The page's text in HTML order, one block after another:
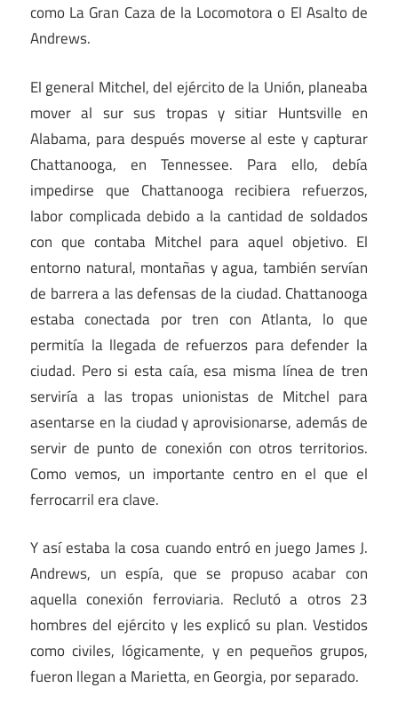
como La Gran Caza de la Locomotora o El Asalto de
Andrews.
El general Mitchel, del ejército de la Unión, planeaba
mover al sur sus tropas y sitiar Huntsville en
Alabama, para después moverse al este y capturar
Chattanooga, en Tennessee. Para ello, debía
impedirse que Chattanooga recibiera refuerzos,
labor complicada debido a la cantidad de soldados
con que contaba Mitchel para aquel objetivo. El
entorno natural, montañas y agua, también servían
de barrera a las defensas de la ciudad. Chattanooga
estaba conectada por tren con Atlanta, lo que
permitía la llegada de refuerzos para defender la
ciudad. Pero si esta caía, esa misma línea de tren
serviría a las tropas unionistas de Mitchel para
asentarse en la ciudad y aprovisionarse, además de
servir de punto de conexión con otros territorios.
Como vemos, un importante centro en el que el
ferrocarril era clave.
Y así estaba la cosa cuando entró en juego James J.
Andrews, un espía, que se propuso acabar con
aquella conexión ferroviaria. Reclutó a otros 23
hombres del ejército y les explicó su plan. Vestidos
como civiles, lógicamente, y en pequeños grupos,
fueron llegan a Marietta, en Georgia, por separado.